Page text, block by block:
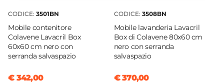
Con Lavatoio
Si
Asse Lavapanni
Incluso
CODICE: 3501BN
Mobile contenitore
Colavene Lavacril Box
60x60 cm nero con
serranda salvaspazio
€ 342,00
CODICE: 3508BN
Mobile lavanderia Lavacril
Box di Colavene 80x60 cm
nero con serranda
salvaspazio
€ 370,00